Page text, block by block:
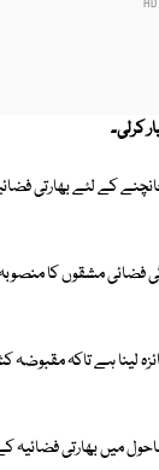
کرلی۔
جانچنے کے لئے بھارتی
فضائی مشقوں کا
ہے تاکہ مقبوضہ
میں بھارتی